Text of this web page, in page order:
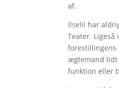
af.
Ilselil har
Teater.
forestillingens
ægtemand lidt
funktion eller